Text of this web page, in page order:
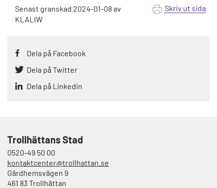
Senast granskad 2024-01-08av
KLALIW
Skriv ut sida
Dela på Facebook
Dela på Twitter
Dela på Linkedin
Trollhättans Stad
0520-49 50 00
kontaktcenter@trollhattan.se
Gärdhemsvägen 9
461 83 Trollhättan